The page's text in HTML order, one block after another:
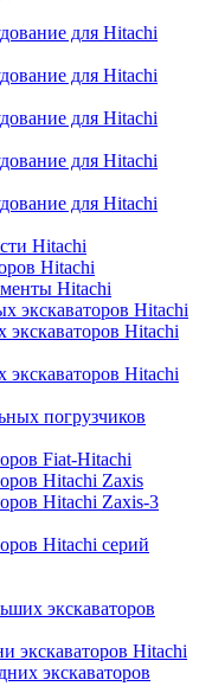
для Hitachi
для Hitachi
для Hitachi
для Hitachi
для Hitachi
Hitachi
Hitachi
Hitachi
экскаваторов Hitachi
Hitachi
Hitachi
погрузчиков
Fiat-Hitachi
Hitachi Zaxis
Hitachi Zaxis-3
Hitachi серий
экскаваторов
экскаваторов Hitachi
экскаваторов